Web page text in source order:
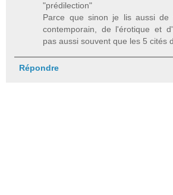
"prédilection"
Parce que sinon je lis aussi de
contemporain, de l'érotique et
pas aussi souvent que les 5 cités
Répondre